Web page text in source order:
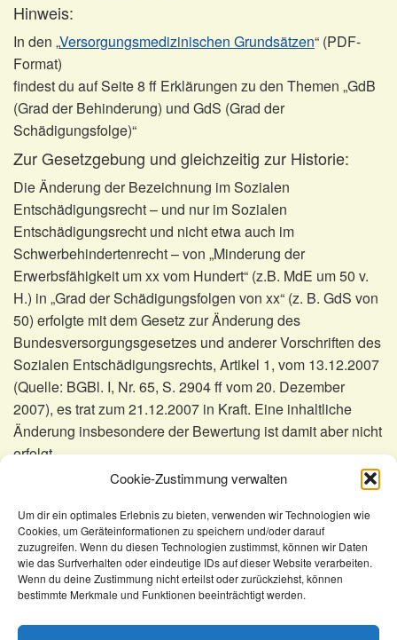
Cookie-Zustimmung verwalten
Um dir ein optimales Erlebnis zu bieten, verwenden wir Technologien wie
Cookies, um Geräteinformationen zu speichern und/oder darauf
zuzugreifen. Wenn du diesen Technologien zustimmst, können wir Daten
wie das Surfverhalten oder eindeutige IDs auf dieser Website verarbeiten.
Wenn du deine Zustimmung nicht erteilst oder zurückziehst, können
bestimmte Merkmale und Funktionen beeinträchtigt werden.
Hinweis:
In den „Versorgungsmedizinischen Grundsätzen“ (PDF-
Format)
findest du auf Seite 8 ff Erklärungen zu den Themen „GdB
(Grad der Behinderung) und GdS (Grad der
Schädigungsfolge)“
Zur Gesetzgebung und gleichzeitig zur Historie:
Die Änderung der Bezeichnung im Sozialen
Entschädigungsrecht – und nur im Sozialen
Entschädigungsrecht und nicht etwa auch im
Schwerbehindertenrecht – von „Minderung der
Erwerbsfähigkeit um xx vom Hundert“ (z.B. MdE um 50 v.
H.) in „Grad der Schädigungsfolgen von xx“ (z. B. GdS von
50) erfolgte mit dem Gesetz zur Änderung des
Bundesversorgungsgesetzes und anderer Vorschriften des
Sozialen Entschädigungsrechts, Artikel 1, vom 13.12.2007
(Quelle: BGBl. I, Nr. 65, S. 2904 ff vom 20. Dezember
2007), es trat zum 21.12.2007 in Kraft. Eine inhaltliche
Änderung insbesondere der Bewertung ist damit aber nicht
erfolgt.
KomSem
A-Z
GdS (Grad der Schädigungsfolge) und GdB (Grad
der Behinderung)